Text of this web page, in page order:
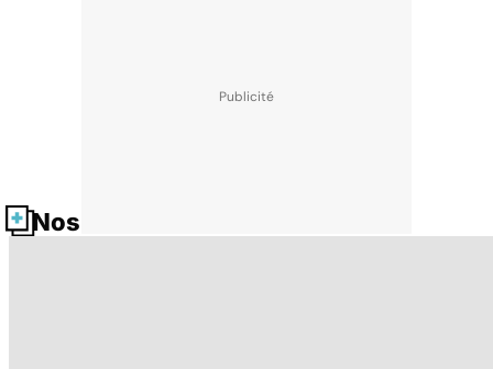
Nos fiches santé